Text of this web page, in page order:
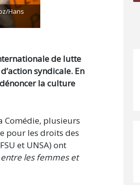
Hans
de lutte
syndicale. En
la culture
Comédie, plusieurs
pour les droits des
et UNSA) ont
les femmes et